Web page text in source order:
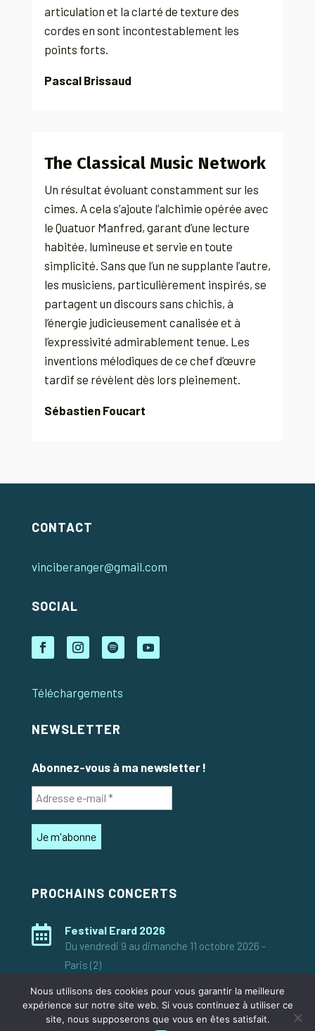
articulation et la clarté de texture des
cordes en sont incontestablement les
points forts.
Pascal Brissaud
The Classical Music Network
Un résultat évoluant constamment sur les
cimes. A cela s’ajoute l’alchimie opérée avec
le Quatuor Manfred, garant d’une lecture
habitée, lumineuse et servie en toute
simplicité. Sans que l’un ne supplante l’autre,
les musiciens, particulièrement inspirés, se
partagent un discours sans chichis, à
l’énergie judicieusement canalisée et à
l’expressivité admirablement tenue. Les
inventions mélodiques de ce chef d’œuvre
tardif se révèlent dès lors pleinement.
Sébastien Foucart
CONTACT
vinciberanger@gmail.com
SOCIAL
Téléchargements
NEWSLETTER
Abonnez-vous à ma newsletter !
PROCHAINS CONCERTS
 Festival Erard 2026
Du vendredi 9 au dimanche 11 octobre 2026 -
Paris (2)
© 2026 vinciane béranger |mentions légales
Nous utilisons des cookies pour vous garantir la meilleure
expérience sur notre site web. Si vous continuez à utiliser ce
site, nous supposerons que vous en êtes satisfait.